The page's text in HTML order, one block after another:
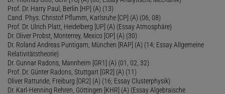
Prof. Dr. Harry Paul, Berlin [HP] (A) (13)
Cand. Phys. Christof Pflumm, Karlsruhe [CP] (A) (06, 08)
Prof. Dr. Ulrich Platt, Heidelberg [UP] (A) (Essay Atmosphäre)
Dr. Oliver Probst, Monterrey, Mexico [OP] (A) (30)
Dr. Roland Andreas Puntigam, München [RAP] (A) (14; Essay Allgemeine
Relativitätstheorie)
Dr. Gunnar Radons, Mannheim [GR1] (A) (01, 02, 32)
Prof. Dr. Günter Radons, Stuttgart [GR2] (A) (11)
Oliver Rattunde, Freiburg [OR2] (A) (16; Essay Clusterphysik)
Dr. Karl-Henning Rehren, Göttingen [KHR] (A) (Essay Algebraische